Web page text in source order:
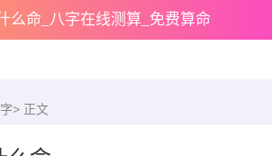
么命_八字在线测算_免费算命
> 正文